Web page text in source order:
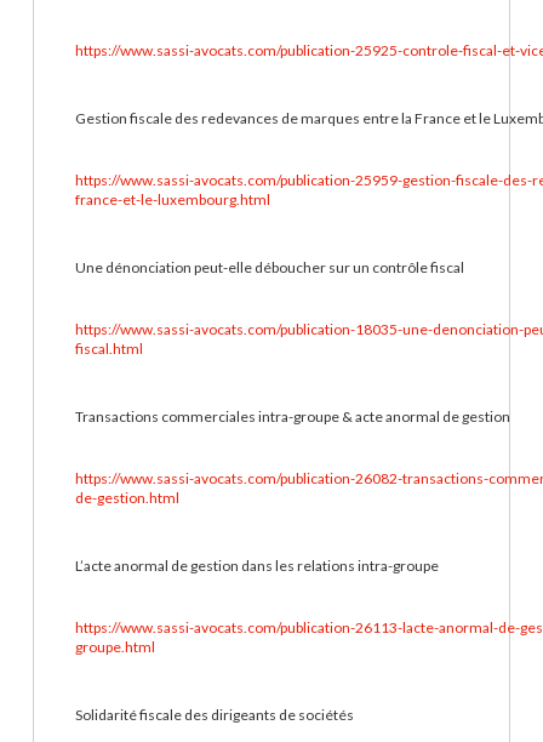
https://www.sassi-avocats.com/publication-25925-controle-fiscal-et-
Gestion fiscale des redevances de marques entre la France et le
https://www.sassi-avocats.com/publication-25959-gestion-fiscale-des-
france-et-le-luxembourg.html
Une dénonciation peut-elle déboucher sur un contrôle fiscal
https://www.sassi-avocats.com/publication-18035-une-denonciation-
fiscal.html
Transactions commerciales intra-groupe & acte anormal de gestion
https://www.sassi-avocats.com/publication-26082-transactions-
de-gestion.html
L’acte anormal de gestion dans les relations intra-groupe
https://www.sassi-avocats.com/publication-26113-lacte-anormal-de-
groupe.html
Solidarité fiscale des dirigeants de sociétés